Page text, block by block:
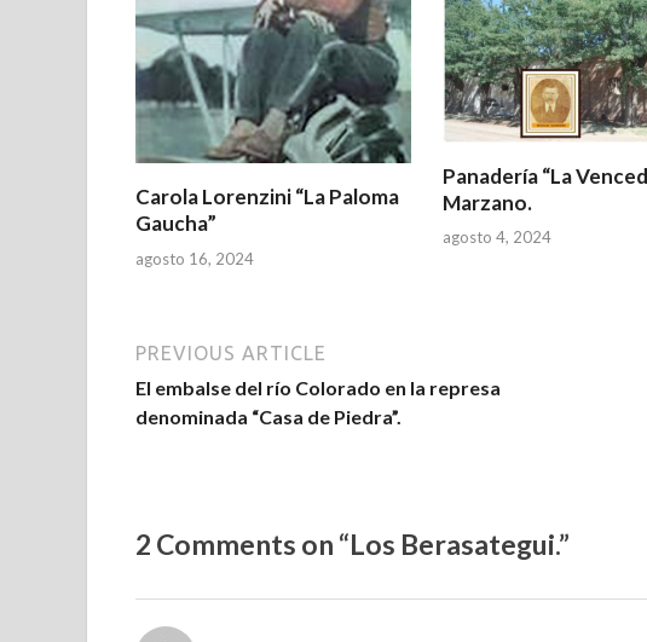
p k
Carola Lorenzini “La Paloma
Gaucha”
agosto 16, 2024
Panadería “La
Marzano.
agosto 4, 2024
PREVIOUS ARTICLE
El embalse del río Colorado en la represa
denominada “Casa de Piedra”.
2 Comments on “Los Berasategui.”